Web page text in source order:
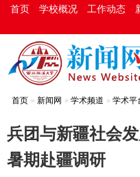
首页 学校概况 工作动态
首页 新闻网 学术频道 学术平
兵团与新疆社会
暑期赴疆调研